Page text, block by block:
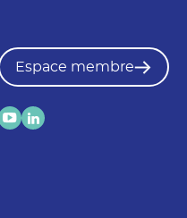
Espace membre